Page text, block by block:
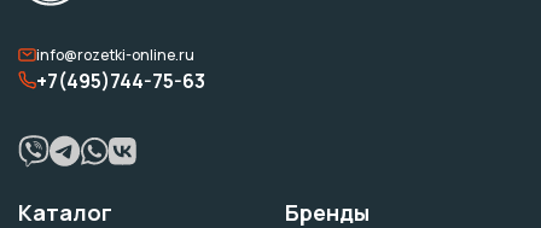
info@rozetki-online.ru
+7(495)744-75-63
Каталог Бренды